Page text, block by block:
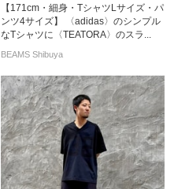
【171cm・細身・TシャツLサイズ・パ
ンツ4サイズ】 〈adidas〉のシンプル
なTシャツに〈TEATORA〉のスラ...
BEAMS Shibuya